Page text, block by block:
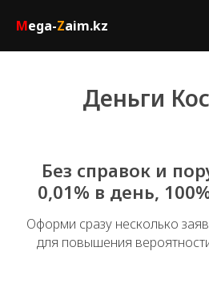
Mega-Zaim.kz
Деньги
Без справок и
0,01% в день,
Оформи сразу несколько
для повышения